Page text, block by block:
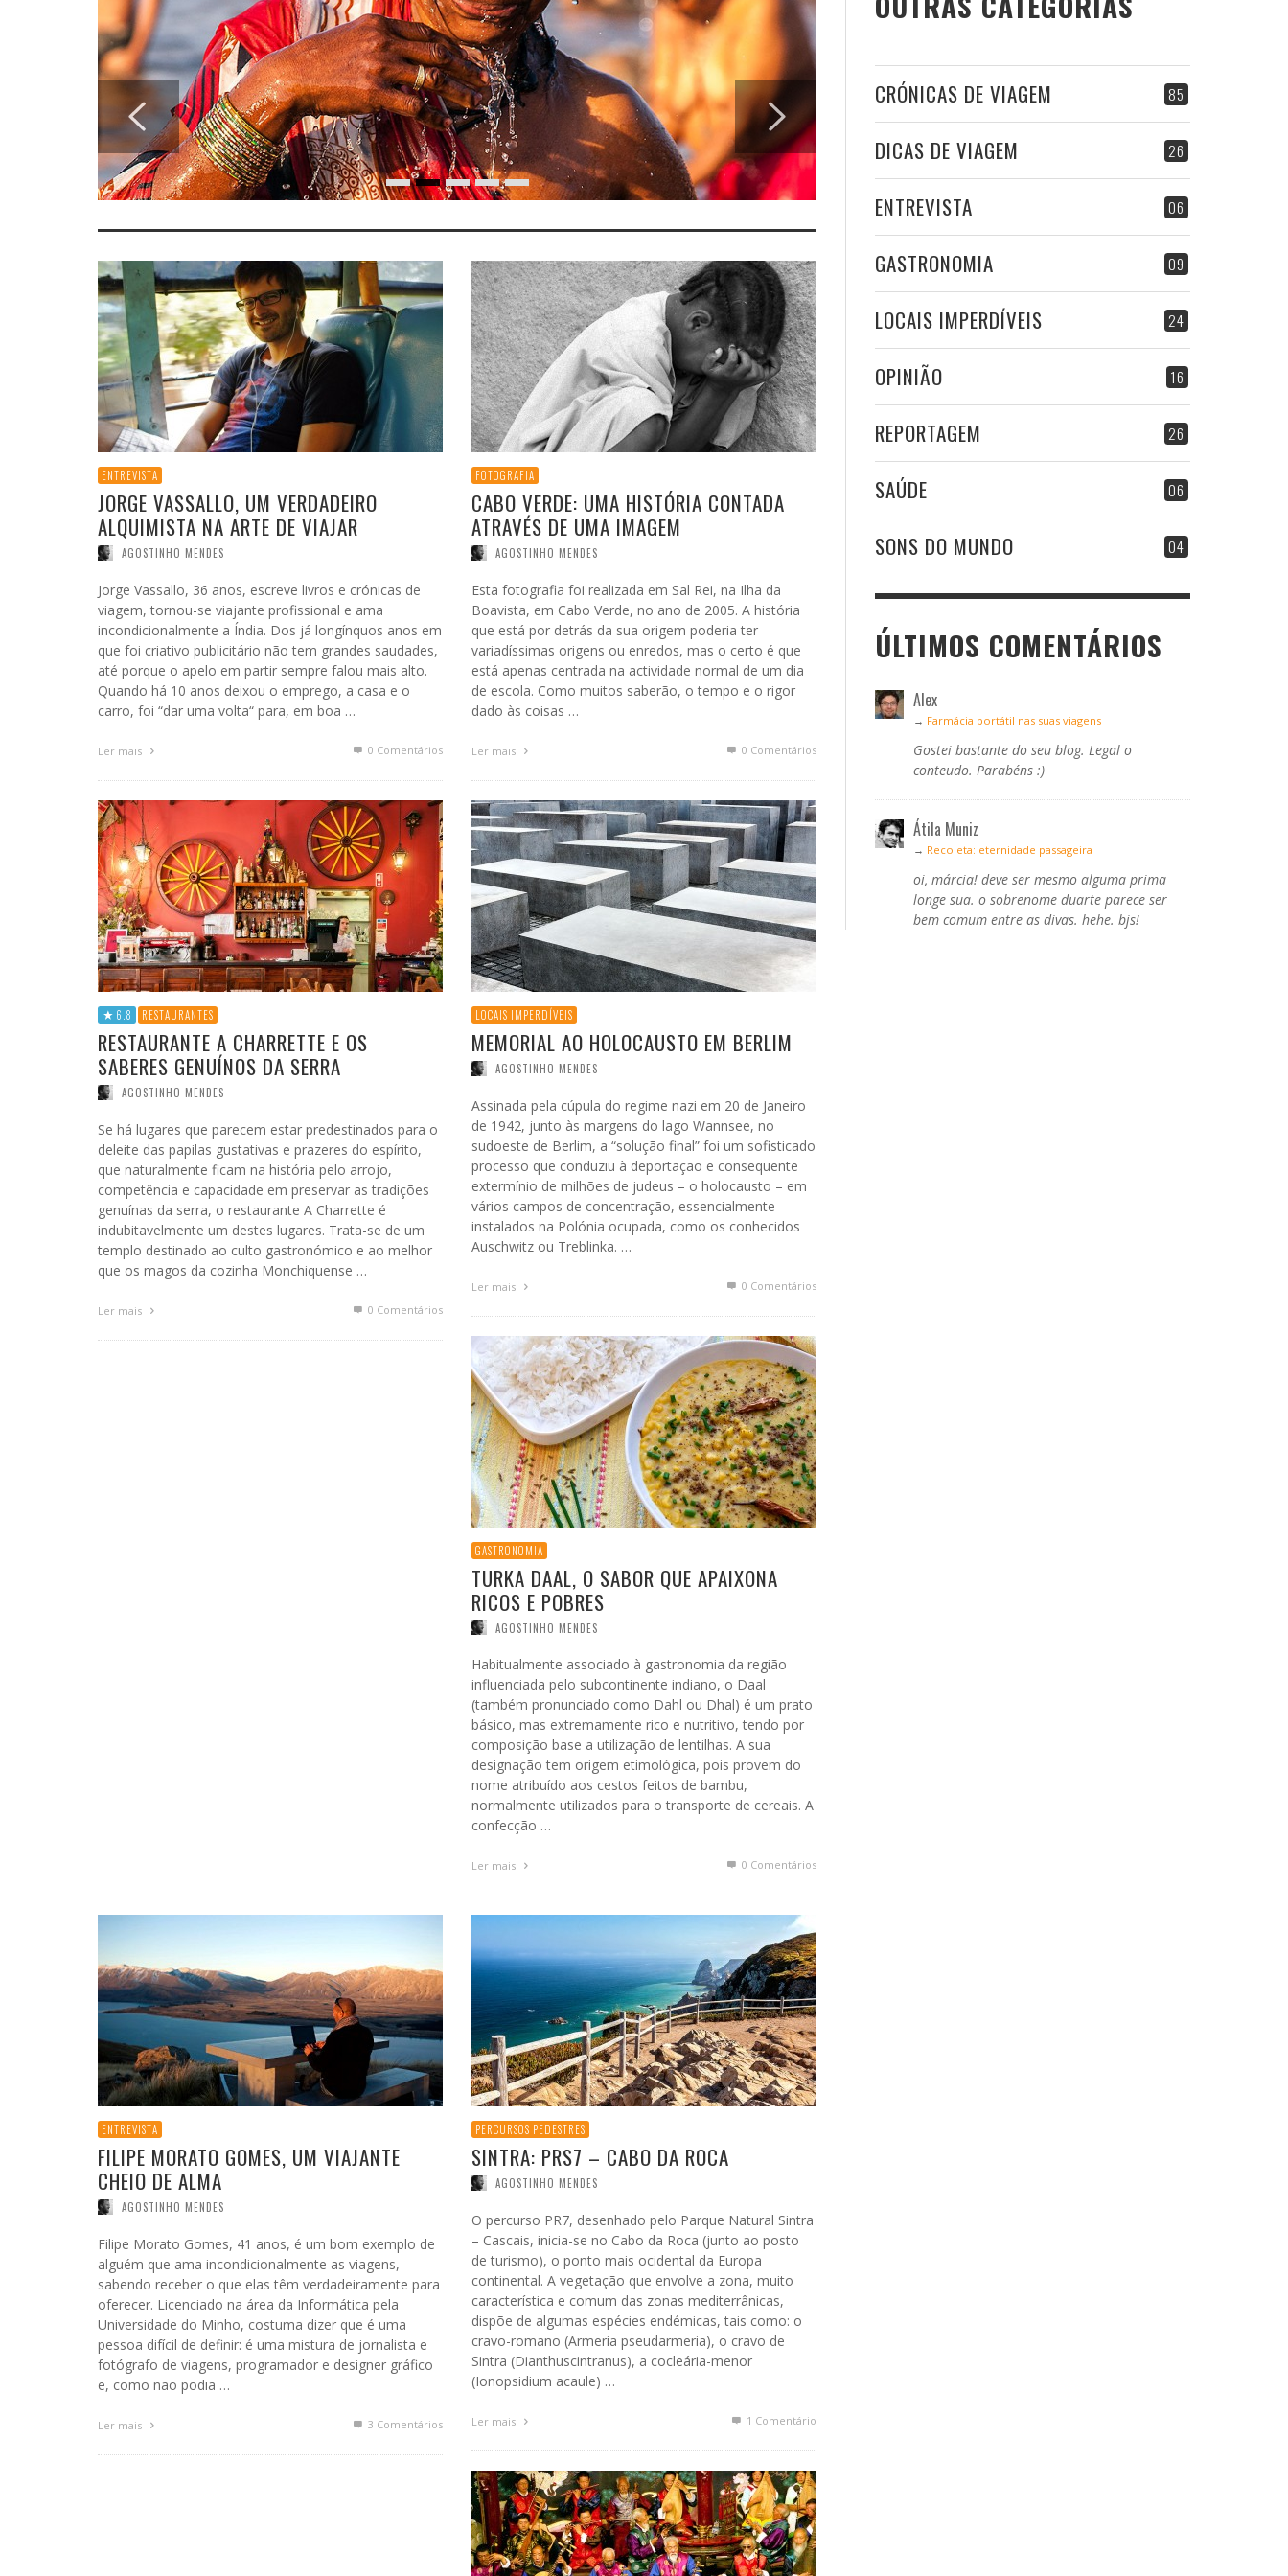
ENTREVISTA
JORGE VASSALLO, UM VERDADEIRO
ALQUIMISTA NA ARTE DE VIAJAR
AGOSTINHO MENDES
Jorge Vassallo, 36 anos, escreve livros e crónicas de
viagem, tornou-se viajante profissional e ama
incondicionalmente a Índia. Dos já longínquos anos em
que foi criativo publicitário não tem grandes saudades,
até porque o apelo em partir sempre falou mais alto.
Quando há 10 anos deixou o emprego, a casa e o
carro, foi “dar uma volta“ para, em boa …
Ler mais 0 Comentários
FOTOGRAFIA
CABO VERDE: UMA HISTÓRIA CONTADA
ATRAVÉS DE UMA IMAGEM
AGOSTINHO MENDES
Esta fotografia foi realizada em Sal Rei, na Ilha da
Boavista, em Cabo Verde, no ano de 2005. A história
que está por detrás da sua origem poderia ter
variadíssimas origens ou enredos, mas o certo é que
está apenas centrada na actividade normal de um dia
de escola. Como muitos saberão, o tempo e o rigor
dado às coisas …
Ler mais 0 Comentários
6.8 RESTAURANTES
RESTAURANTE A CHARRETTE E OS
SABERES GENUÍNOS DA SERRA
AGOSTINHO MENDES
Se há lugares que parecem estar predestinados para o
deleite das papilas gustativas e prazeres do espírito,
que naturalmente ficam na história pelo arrojo,
competência e capacidade em preservar as tradições
genuínas da serra, o restaurante A Charrette é
indubitavelmente um destes lugares. Trata-se de um
templo destinado ao culto gastronómico e ao melhor
que os magos da cozinha Monchiquense …
Ler mais 0 Comentários
LOCAIS IMPERDÍVEIS
MEMORIAL AO HOLOCAUSTO EM BERLIM
AGOSTINHO MENDES
Assinada pela cúpula do regime nazi em 20 de Janeiro
de 1942, junto às margens do lago Wannsee, no
sudoeste de Berlim, a “solução final” foi um sofisticado
processo que conduziu à deportação e consequente
extermínio de milhões de judeus – o holocausto – em
vários campos de concentração, essencialmente
instalados na Polónia ocupada, como os conhecidos
Auschwitz ou Treblinka. …
Ler mais 0 Comentários
GASTRONOMIA
TURKA DAAL, O SABOR QUE APAIXONA
RICOS E POBRES
AGOSTINHO MENDES
Habitualmente associado à gastronomia da região
influenciada pelo subcontinente indiano, o Daal
(também pronunciado como Dahl ou Dhal) é um prato
básico, mas extremamente rico e nutritivo, tendo por
composição base a utilização de lentilhas. A sua
designação tem origem etimológica, pois provem do
nome atribuído aos cestos feitos de bambu,
normalmente utilizados para o transporte de cereais. A
confecção …
Ler mais 0 Comentários
ENTREVISTA
FILIPE MORATO GOMES, UM VIAJANTE
CHEIO DE ALMA
AGOSTINHO MENDES
Filipe Morato Gomes, 41 anos, é um bom exemplo de
alguém que ama incondicionalmente as viagens,
sabendo receber o que elas têm verdadeiramente para
oferecer. Licenciado na área da Informática pela
Universidade do Minho, costuma dizer que é uma
pessoa difícil de definir: é uma mistura de jornalista e
fotógrafo de viagens, programador e designer gráfico
e, como não podia …
Ler mais 3 Comentários
PERCURSOS PEDESTRES
SINTRA: PRS7 – CABO DA ROCA
AGOSTINHO MENDES
O percurso PR7, desenhado pelo Parque Natural Sintra
– Cascais, inicia-se no Cabo da Roca (junto ao posto
de turismo), o ponto mais ocidental da Europa
continental. A vegetação que envolve a zona, muito
característica e comum das zonas mediterrânicas,
dispõe de algumas espécies endémicas, tais como: o
cravo-romano (Armeria pseudarmeria), o cravo de
Sintra (Dianthuscintranus), a cocleária-menor
(Ionopsidium acaule) …
Ler mais 1 Comentário
85
CRÓNICAS DE VIAGEM
26
DICAS DE VIAGEM
06
ENTREVISTA
09
GASTRONOMIA
24
LOCAIS IMPERDÍVEIS
16
OPINIÃO
26
REPORTAGEM
06
SAÚDE
04
SONS DO MUNDO
ÚLTIMOS COMENTÁRIOS
Alex
→ Farmácia portátil nas suas viagens
Gostei bastante do seu blog. Legal o
conteudo. Parabéns :)
Átila Muniz
→ Recoleta: eternidade passageira
oi, márcia! deve ser mesmo alguma prima
longe sua. o sobrenome duarte parece ser
bem comum entre as divas. hehe. bjs!